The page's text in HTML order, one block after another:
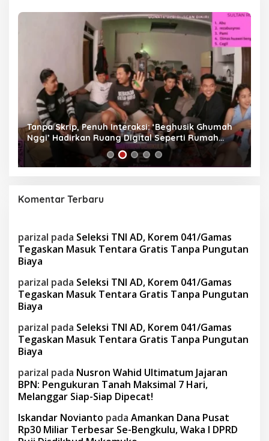
Tanpa Skrip, Penuh Interaksi: ‘Beghusik Ghumah
Nggi’ Hadirkan Ruang Digital Seperti Rumah
Sendiri
Komentar Terbaru
parizal pada Seleksi TNI AD, Korem 041/Gamas
Tegaskan Masuk Tentara Gratis Tanpa Pungutan
Biaya
parizal pada Seleksi TNI AD, Korem 041/Gamas
Tegaskan Masuk Tentara Gratis Tanpa Pungutan
Biaya
parizal pada Seleksi TNI AD, Korem 041/Gamas
Tegaskan Masuk Tentara Gratis Tanpa Pungutan
Biaya
parizal pada Nusron Wahid Ultimatum Jajaran
BPN: Pengukuran Tanah Maksimal 7 Hari,
Melanggar Siap-Siap Dipecat!
Iskandar Novianto pada Amankan Dana Pusat
Rp30 Miliar Terbesar Se-Bengkulu, Waka I DPRD